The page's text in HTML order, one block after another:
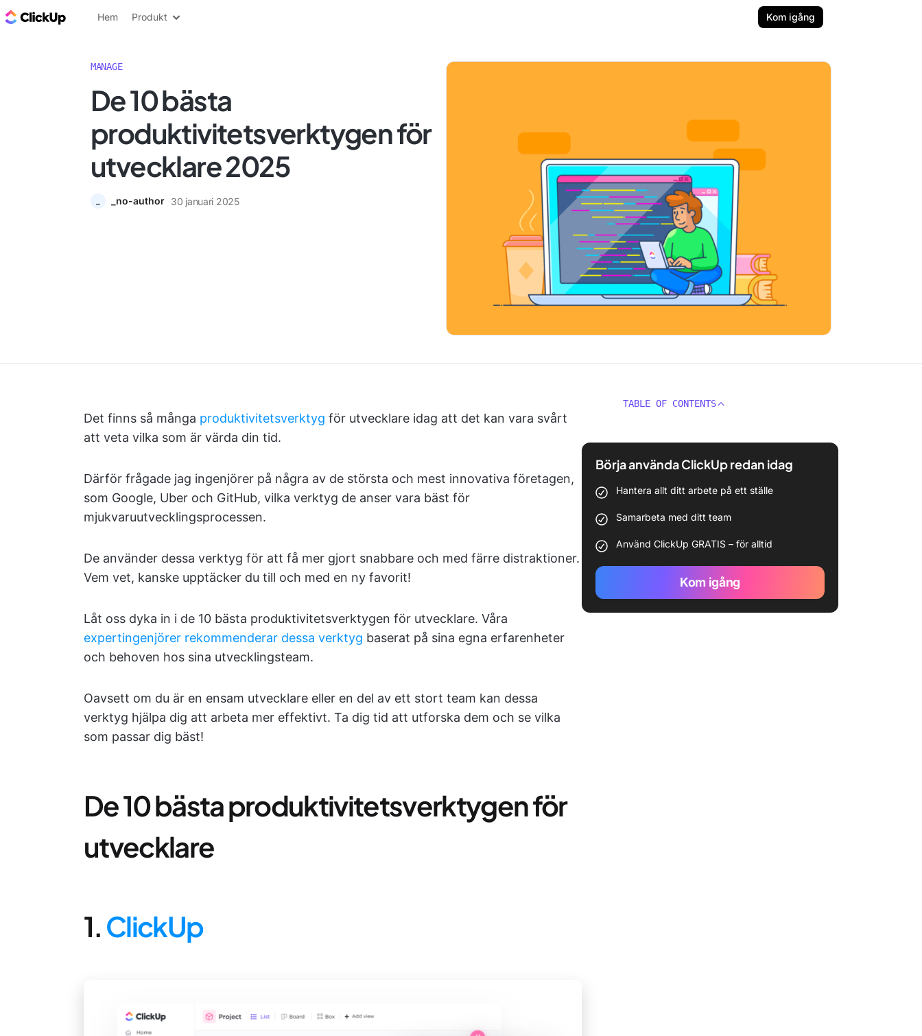
ClickUp-bloggen
Hem Produkt Kom igång
MANAGE
De 10 bästa
produktivitetsverktygen för
utvecklare 2025
_no-author 30 januari 2025
Det finns så många produktivitetsverktyg för utvecklare idag att det kan vara svårt
att veta vilka som är värda din tid.
Därför frågade jag ingenjörer på några av de största och mest innovativa företagen,
som Google, Uber och GitHub, vilka verktyg de anser vara bäst för
mjukvaruutvecklingsprocessen.
De använder dessa verktyg för att få mer gjort snabbare och med färre distraktioner.
Vem vet, kanske upptäcker du till och med en ny favorit!
Låt oss dyka in i de 10 bästa produktivitetsverktygen för utvecklare. Våra
expertingenjörer rekommenderar dessa verktyg baserat på sina egna erfarenheter
och behoven hos sina utvecklingsteam.
Oavsett om du är en ensam utvecklare eller en del av ett stort team kan dessa
verktyg hjälpa dig att arbeta mer effektivt. Ta dig tid att utforska dem och se vilka
som passar dig bäst!
De 10 bästa produktivitetsverktygen för
utvecklare
1.ClickUp
TABLE OF CONTENTS
Börja använda ClickUp redan idag
Hantera allt ditt arbete på ett ställe
Samarbeta med ditt team
Använd ClickUp GRATIS – för alltid
Kom igång